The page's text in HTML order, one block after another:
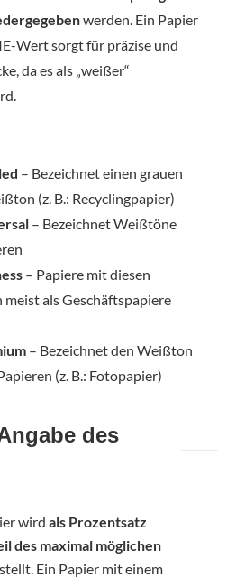
werden. Ein Papier
Wert sorgt für präzise und
da es als „weißer“
– Bezeichneteinen grauen
(z. B.: Recyclingpapier)
– BezeichnetWeißtöne
– Papiere mitdiesen
meistalsGeschäftspapiere
– Bezeichnetden Weißton
(z. B.: Fotopapier)
des
wird als Prozentsatz
des maximal möglichen
Ein Papier mit einem